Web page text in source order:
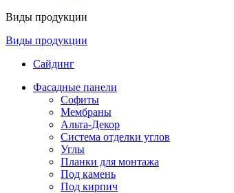
Виды продукции
Виды продукции
Сайдинг
Фасадные панели
Софиты
Мембраны
Альта-Декор
Система отделки углов
Углы
Планки для монтажа
Под камень
Под кирпич